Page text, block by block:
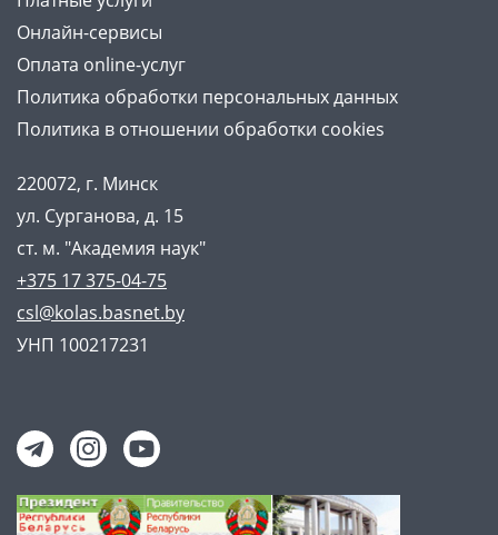
Онлайн-сервисы
Оплата online-услуг
Политика обработки персональных данных
Политика в отношении обработки cookies
220072, г. Минск
ул. Сурганова, д. 15
ст. м. "Академия наук"
+375 17 375-04-75
csl@kolas.basnet.by
УНП 100217231